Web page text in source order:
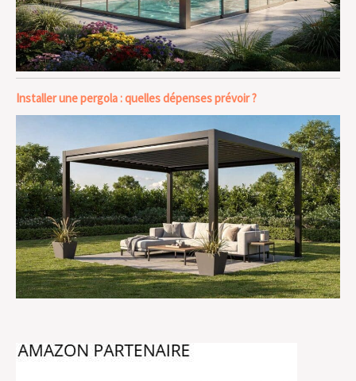
Installer une pergola : quelles dépenses prévoir ?